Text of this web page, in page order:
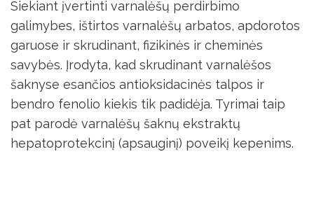
Siekiant įvertinti varnalėšų perdirbimo
galimybes, ištirtos varnalėšų arbatos, apdorotos
garuose ir skrudinant, fizikinės ir cheminės
savybės. Įrodyta, kad skrudinant varnalėšos
šaknyse esančios antioksidacinės talpos ir
bendro fenolio kiekis tik padidėja. Tyrimai taip
pat parodė varnalėšų šaknų ekstraktų
hepatoprotekcinį (apsauginį) poveikį kepenims.